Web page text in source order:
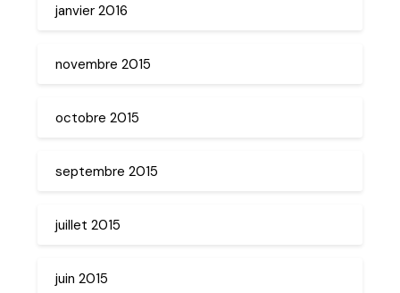
janvier 2016
novembre 2015
octobre 2015
septembre 2015
juillet 2015
juin 2015